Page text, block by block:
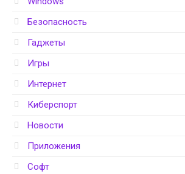
Безопасность
Гаджеты
Игры
Интернет
Киберспорт
Новости
Приложения
Софт